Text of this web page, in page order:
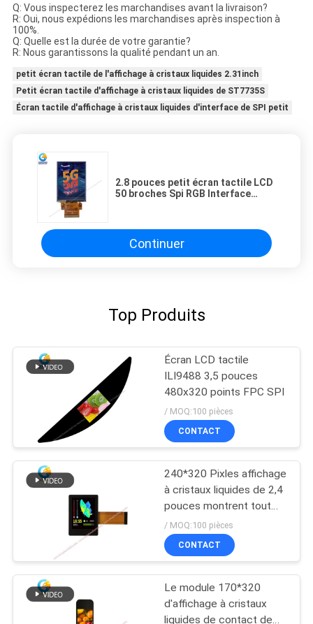
Q: Vous inspecterez les marchandises avant la livraison?
R: Oui, nous expédions les marchandises après inspection à
100%.
Q: Quelle est la durée de votre garantie?
R: Nous garantissons la qualité pendant un an.
petit écran tactile de l'affichage à cristaux liquides 2.31inch
Petit écran tactile d'affichage à cristaux liquides de ST7735S
Écran tactile d'affichage à cristaux liquides d'interface de SPI petit
2.8 pouces petit écran tactile LCD
50 broches Spi RGB Interface
Continuer
Top Produits
Écran LCD tactile
ILI9488 3,5 pouces
480x320 points FPC SPI
/ MOQ:100 pièces
CONTACT
240*320 Pixles affichage
à cristaux liquides de 2,4
pouces montrent tout
l'angle de visualisation
avec I2C TP
/ MOQ:100 pièces
CONTACT
Le module 170*320
d'affichage à cristaux
liquides de contact de